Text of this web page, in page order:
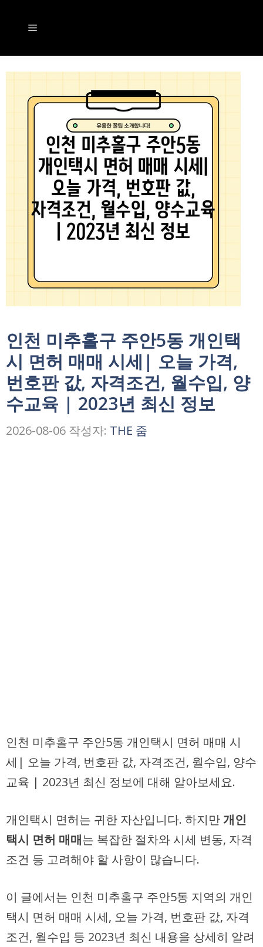
로
메
뉴
인천 미추홀구 주안5동 개인택
시 면허 매매 시세| 오늘 가격,
번호판 값, 자격조건, 월수입, 양
수교육 | 2023년 최신 정보
2026-08-06 작성자: THE 줌
인천 미추홀구 주안5동 개인택시 면허 매매 시
세| 오늘 가격, 번호판 값, 자격조건, 월수입, 양수
교육 | 2023년 최신 정보에 대해 알아보세요.
개인택시 면허는 귀한 자산입니다. 하지만개인
택시 면허 매매는 복잡한 절차와 시세 변동, 자격
조건 등 고려해야 할 사항이 많습니다.
이 글에서는 인천 미추홀구 주안5동 지역의 개인
택시 면허 매매 시세, 오늘 가격, 번호판 값, 자격
조건, 월수입 등 2023년 최신 내용을 상세히 알려